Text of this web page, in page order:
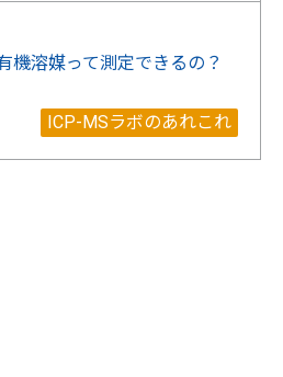
機溶媒って測定できるの？
ICP-MSラボのあれこれ